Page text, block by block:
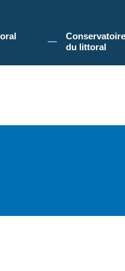
du Conservatoire du littoral,
Conservatoire
du littoral